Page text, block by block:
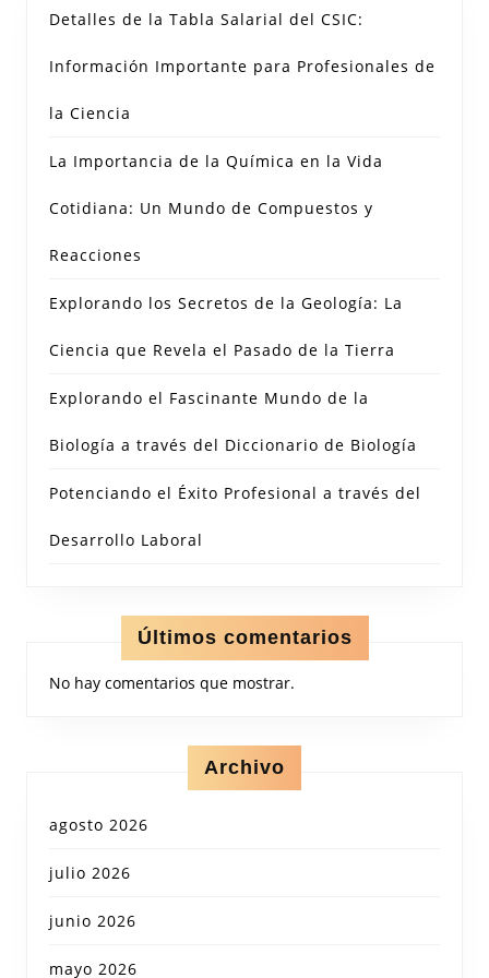
Detalles de la Tabla Salarial del CSIC:
Información Importante para Profesionales de
la Ciencia
La Importancia de la Química en la Vida
Cotidiana: Un Mundo de Compuestos y
Reacciones
Explorando los Secretos de la Geología: La
Ciencia que Revela el Pasado de la Tierra
Explorando el Fascinante Mundo de la
Biología a través del Diccionario de Biología
Potenciando el Éxito Profesional a través del
Desarrollo Laboral
Últimos comentarios
No hay comentarios que mostrar.
Archivo
agosto 2026
julio 2026
junio 2026
mayo 2026